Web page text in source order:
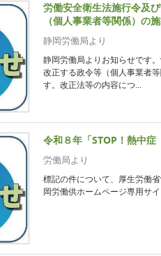
労働安全衛生法施行令及
（個人事業者等関係）の
静岡労働局より
静岡労働局よりお知らせです
改正する政令等（個人事業者
す。改正法等の内容につ...
令和８年「STOP！熱中
労働局より
標記の件について、厚生労働
岡労働供ホームページ専用サ